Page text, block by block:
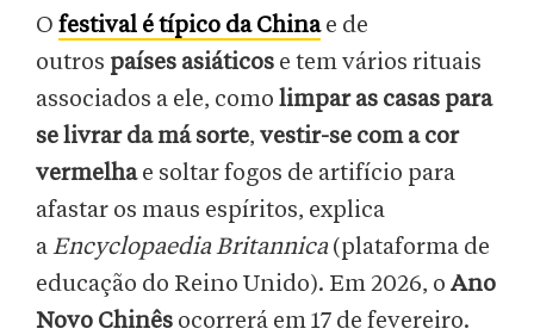
O festival é típico da Chinae de
outros países asiáticos e tem vários rituais
associados a ele, como limpar as casas para
se livrar da má sorte, vestir-se com a cor
vermelhae soltar fogos de artifício para
afastar os maus espíritos, explica
aEncyclopaedia Britannica (plataforma de
educação do Reino Unido). Em 2026, o Ano
Novo Chinês ocorrerá em 17 de fevereiro.